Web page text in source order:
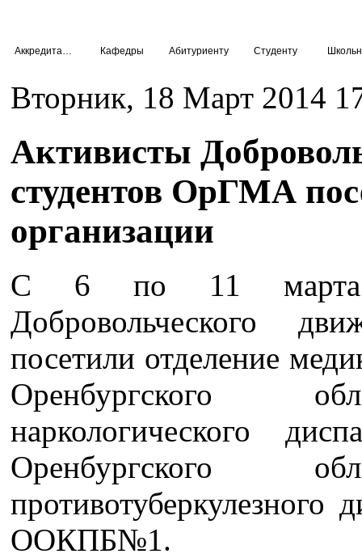
Кафедры Абитуриенту Студенту
Вторник, 18 Март 2014
Активисты
студентов ОрГМА
организации
С 6 по 11 марта
Добровольческого
посетили отделение
Оренбургского
наркологического
Оренбургского
противотуберкулезного
ООКПБ№1.